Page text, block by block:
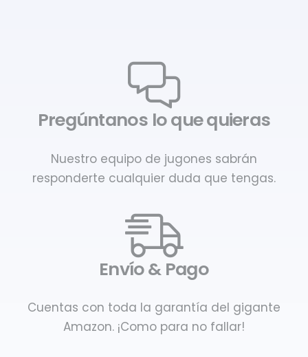
Pregúntanos lo que quieras
Nuestro equipo de jugones sabrán
responderte cualquier duda que tengas.
Envío & Pago
Cuentas con toda la garantía del gigante
Amazon. ¡Como para no fallar!